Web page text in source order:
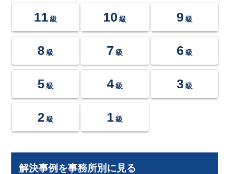
11 級 10 級 9 級
8 級 7 級 6 級
5 級 4 級 3 級
2 級 1 級
解決事例を事務所別に見る